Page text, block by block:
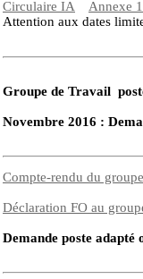
Circulaire IA
Annexe 1
Attention aux dates
Groupe de Travail
Novembre 2016 :
Compte-rendu du
Déclaration FO au
Demande poste adapté